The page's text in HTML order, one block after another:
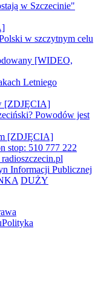
w Szczecinie"
w szczytnym celu
[WIDEO,
Letniego
[ZDJĘCIA]
Powodów jest
[ZDJĘCIA]
stop: 510 777 222
radioszczecin.pl
Informacji Publicznej
DUŻY
Polityka